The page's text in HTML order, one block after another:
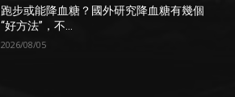
跑步或能降血糖？國外研究降血糖有幾個
“好方法”，不...
2026/08/05